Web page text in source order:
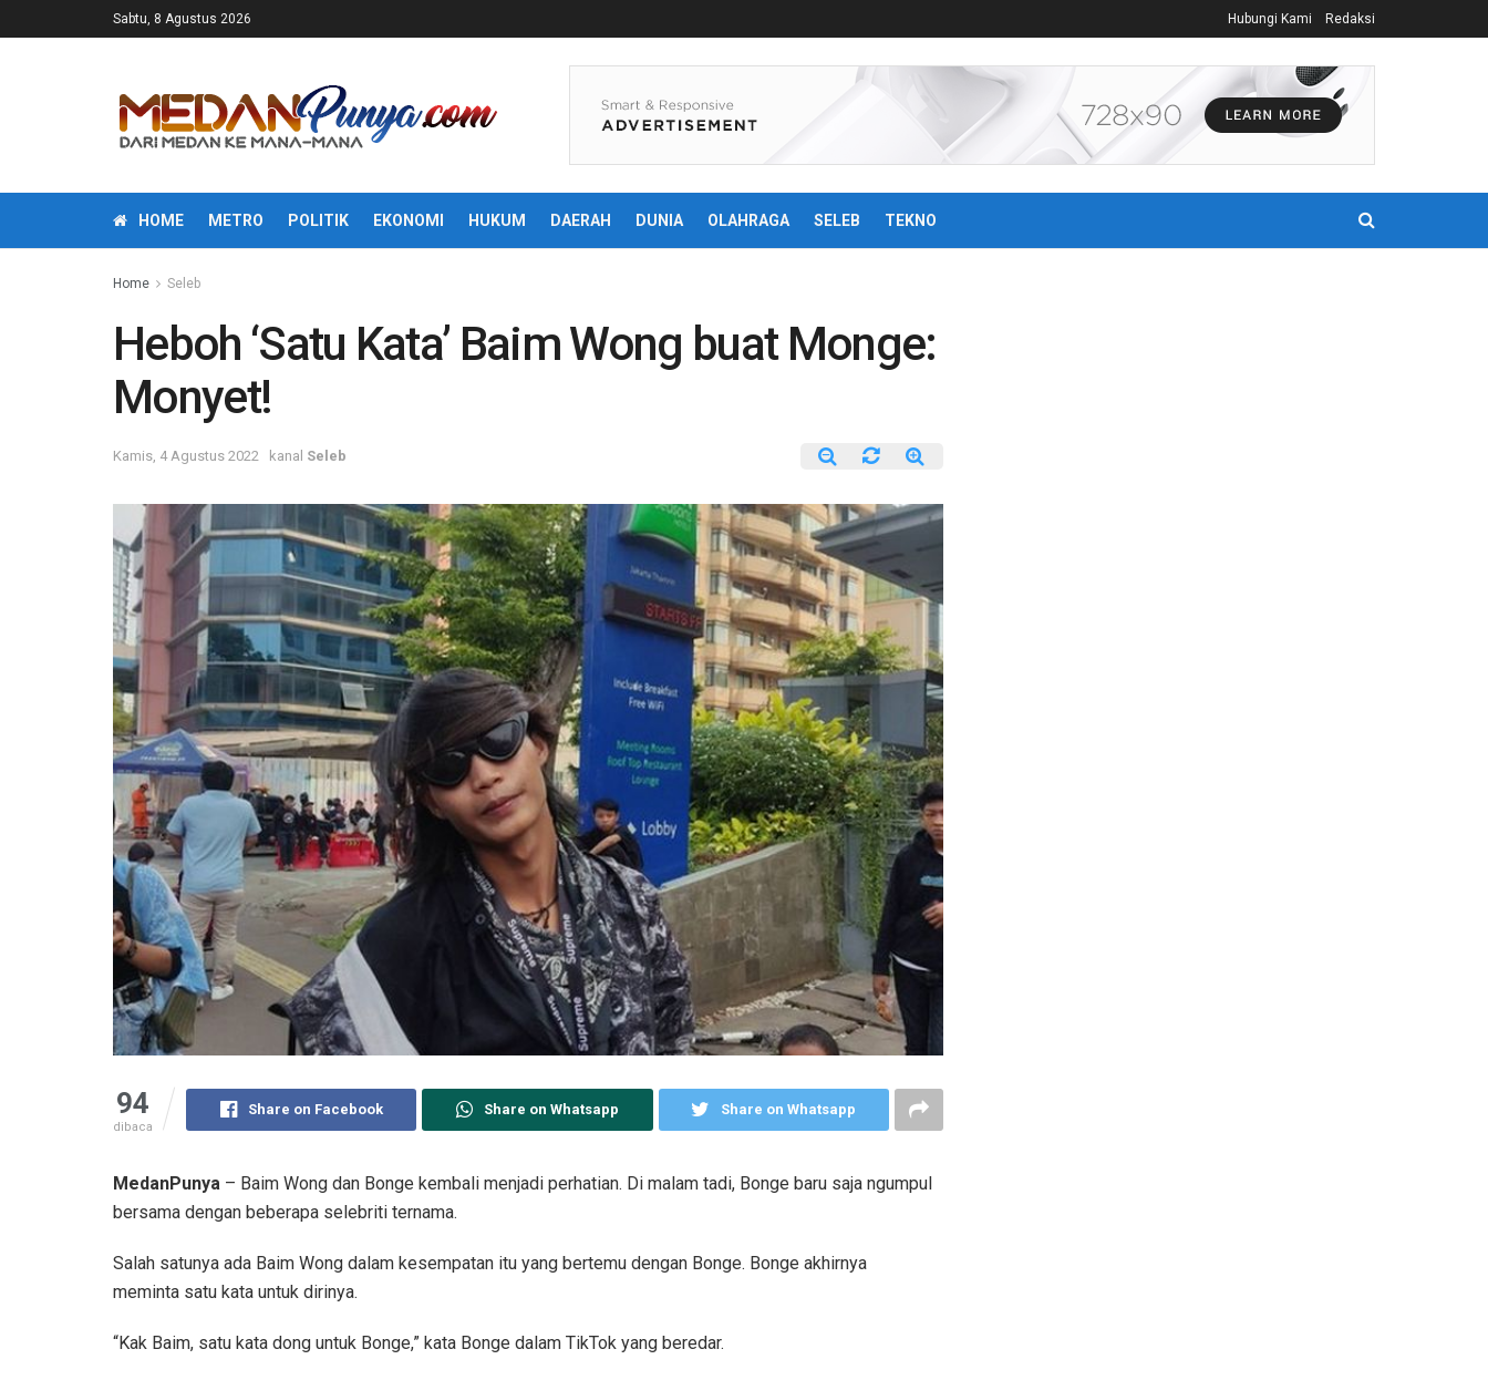
Sabtu, 8 Agustus 2026 Hubungi Kami Redaksi
HOME METRO POLITIK EKONOMI HUKUM DAERAH DUNIA OLAHRAGA SELEB TEKNO
Home Seleb
Heboh ‘Satu Kata’ Baim Wong buat Monge:
Monyet!
Kamis, 4 Agustus 2022 kanal Seleb
94
dibaca
Share on Facebook Share on Whatsapp Share on Whatsapp
MedanPunya – Baim Wong dan Bonge kembali menjadi perhatian. Di malam tadi, Bonge baru saja ngumpul
bersama dengan beberapa selebriti ternama.
Salah satunya ada Baim Wong dalam kesempatan itu yang bertemu dengan Bonge. Bonge akhirnya
meminta satu kata untuk dirinya.
“Kak Baim, satu kata dong untuk Bonge,” kata Bonge dalam TikTok yang beredar.